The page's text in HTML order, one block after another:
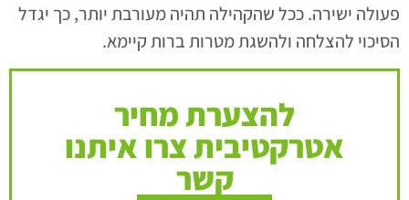
פעולה ישירה. ככל שהקהילה תהיה מעורבת יותר, כך יגדל
הסיכוי להצלחה ולהשגת מטרות ברות קיימא.
להצערת מחיר
אטרקטיבית צרו איתנו
קשר